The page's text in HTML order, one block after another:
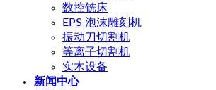
数控铣床
EPS 泡沫雕刻机
振动刀切割机
等离子切割机
实木设备
新闻中心